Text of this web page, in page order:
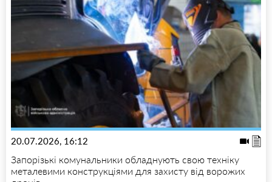
20.07.2026, 16:12
Запорізькі комунальники обладнують свою техніку
металевими конструкціями для захисту від ворожих